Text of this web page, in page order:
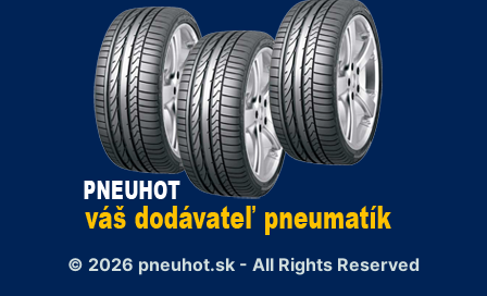
© 2026 pneuhot.sk - All Rights Reserved